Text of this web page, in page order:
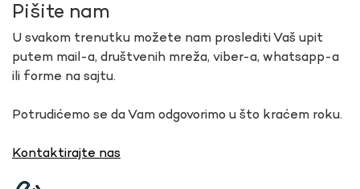
Pišite nam
U svakom trenutku možete nam proslediti Vaš upit
putem mail-a, društvenih mreža, viber-a, whatsapp-a
ili forme na sajtu.
Potrudićemo se da Vam odgovorimo u što kraćem roku.
Kontaktirajte nas